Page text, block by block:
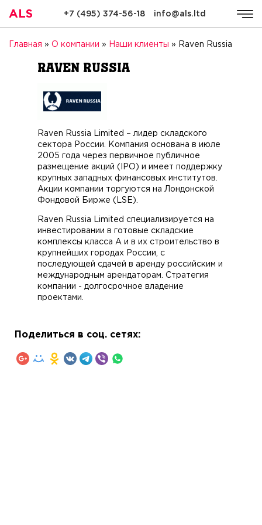
ALS
ALS Компания Услуги Стоимость
+7 (495) 374-56-18 info@als.ltd
Главная » О компании » Наши клиенты » Raven Russia
Raven Russia
Raven Russia Limited – лидер складского
сектора России. Компания основана в июле
2005 года через первичное публичное
размещение акций (IPO) и имеет поддержку
крупных западных финансовых институтов.
Акции компании торгуются на Лондонской
Фондовой Бирже (LSE).
Raven Russia Limited специализируется на
инвестировании в готовые складские
комплексы класса А и в их строительство в
крупнейших городах России, с
последующей сдачей в аренду российским и
международным арендаторам. Стратегия
компании - долгосрочное владение
проектами.
Поделиться в соц. сетях: